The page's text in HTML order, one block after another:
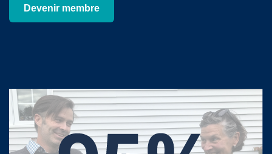
Devenir membre